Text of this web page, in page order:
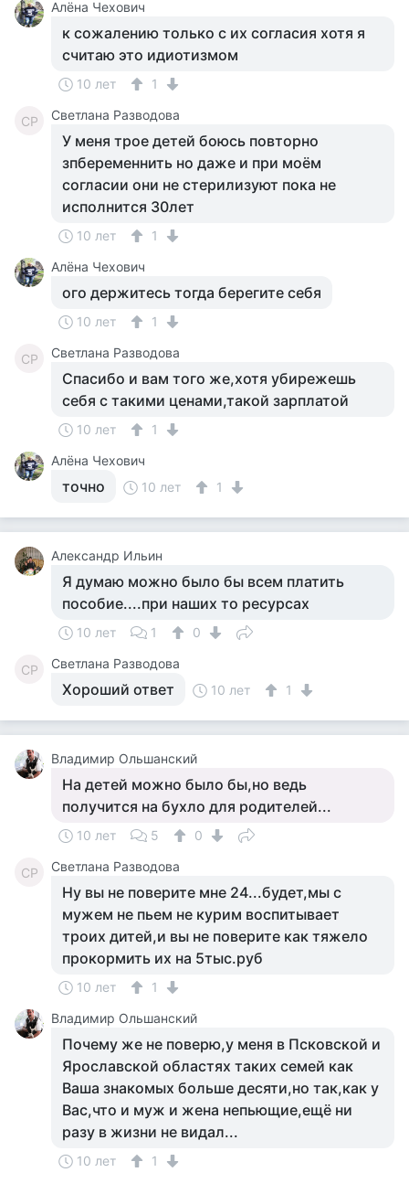
Алёна Чехович
к сожалению только с их согласия хотя я
считаю это идиотизмом
10 лет 1
СР Светлана Разводова
У меня трое детей боюсь повторно
зпбеременнить но даже и при моём
согласии они не стерилизуют пока не
исполнится 30лет
10 лет
1
Алёна Чехович
ого держитесь тогда берегите себя
10 лет 1
СР Светлана Разводова
Спасибо и вам того же,хотя убирежешь
себя с такими ценами,такой зарплатой
10 лет
1
Алёна Чехович
точно 10 лет 1
Александр Ильин
Я думаю можно было бы всем платить
пособие....при наших то ресурсах
10 лет 1 0
СР Светлана Разводова
Хороший ответ 10 лет 1
Владимир Ольшанский
На детей можно было бы,но ведь
получится на бухло для родителей...
10 лет 5 0
СР Светлана Разводова
Ну вы не поверите мне 24...будет,мы с
мужем не пьем не курим воспитывает
троих дитей,и вы не поверите как тяжело
прокормить их на 5тыс.руб
10 лет
1
Владимир Ольшанский
Почему же не поверю,у меня в Псковской и
Ярославской областях таких семей как
Ваша знакомых больше десяти,но так,как у
Вас,что и муж и жена непьющие,ещё ни
разу в жизни не видал...
10 лет 1